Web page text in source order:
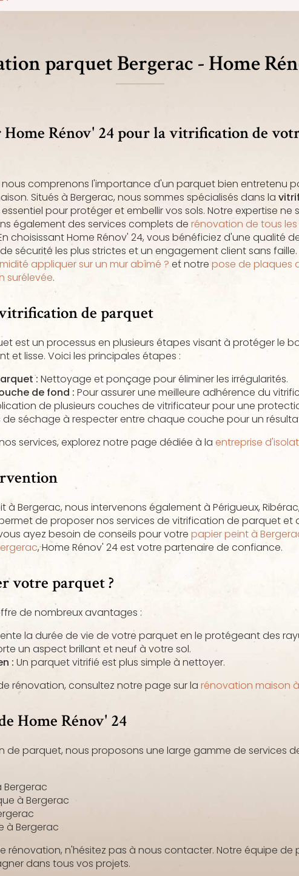
parquet Bergerac - Home
Rénov' 24 pour la vitrification de
nous comprenons l'importance d'un parquet bien entretenu
Situés à Bergerac, nous sommes spécialisés dans la
pour protéger et embellir vos sols. Notre expertise ne
également des services complets de rénovation de tous
choisissant Home Rénov' 24, vous bénéficiez d'une qualité
sécurité les plus strictes et un engagement client sans
appliquer sur un mur abîmé ? et notre pose de plaques
surélevée.
de parquet
est un processus en plusieurs étapes visant à protéger le
et lisse. Voici les principales étapes :
: Nettoyage et ponçage pour éliminer les irrégularités.
de fond : Pour assurer une meilleure adhérence du
de plusieurs couches de vitrificateur pour une
de séchage à respecter entre chaque couche pour un
services, explorez notre page dédiée à la entreprise
à Bergerac, nous intervenons également à Périgueux,
de proposer nos services de vitrification de parquet et
ayez besoin de conseils pour votre papier peint à
, Home Rénov' 24 est votre partenaire de confiance.
votre parquet ?
de nombreux avantages :
la durée de vie de votre parquet en le protégeant des
un aspect brillant et neuf à votre sol.
: Un parquet vitrifié est plus simple à nettoyer.
rénovation, consultez notre page sur la rénovation maison
Home Rénov' 24
de parquet, nous proposons une large gamme de services
Bergerac
à Bergerac
à Bergerac
rénovation, n'hésitez pas à nous contacter. Notre équipe de
dans tous vos projets.